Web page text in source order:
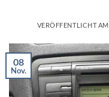
VERÖFFENTLICHT AM
08
Nov.